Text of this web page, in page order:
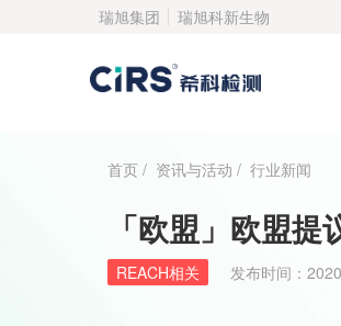
瑞旭集团 瑞旭科新生物
首页 / 资讯与活动 / 行业新闻
「欧盟」欧盟
REACH相关 发布时间：